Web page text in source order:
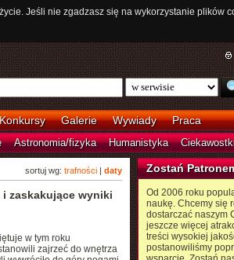
Jeśli nie zgadzasz się na wykorzystanie plików
Galerie Wywiady Praca
Astronomia/fizyka Humanistyka
sortuj wg: trafności| daty
zaskakujące wyniki
w tym roku
zajrzeć do wnętrza
Zostań
Od 2006 roku
naukę. Chcemy się
dostarczać naszym
jeszcze więcej
treści wysokiej
postanowiliśmy